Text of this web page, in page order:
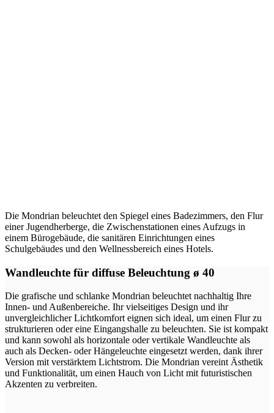
Die Mondrian beleuchtet den Spiegel eines Badezimmers, den Flur
einer Jugendherberge, die Zwischenstationen eines Aufzugs in
einem Bürogebäude, die sanitären Einrichtungen eines
Schulgebäudes und den Wellnessbereich eines Hotels.
Wandleuchte für diffuse Beleuchtung ø 40
Die grafische und schlanke Mondrian beleuchtet nachhaltig Ihre
Innen- und Außenbereiche. Ihr vielseitiges Design und ihr
unvergleichlicher Lichtkomfort eignen sich ideal, um einen Flur zu
strukturieren oder eine Eingangshalle zu beleuchten. Sie ist kompakt
und kann sowohl als horizontale oder vertikale Wandleuchte als
auch als Decken- oder Hängeleuchte eingesetzt werden, dank ihrer
Version mit verstärktem Lichtstrom. Die Mondrian vereint Ästhetik
und Funktionalität, um einen Hauch von Licht mit futuristischen
Akzenten zu verbreiten.